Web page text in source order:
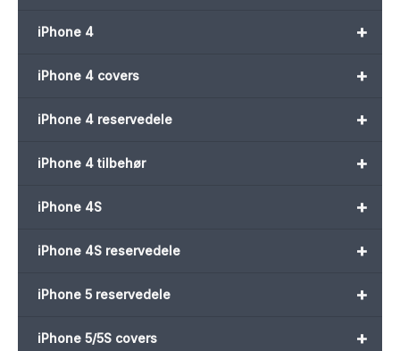
+
iPhone 4
+
iPhone 4 covers
+
iPhone 4 reservedele
+
iPhone 4 tilbehør
+
iPhone 4S
+
iPhone 4S reservedele
+
iPhone 5 reservedele
+
iPhone 5/5S covers